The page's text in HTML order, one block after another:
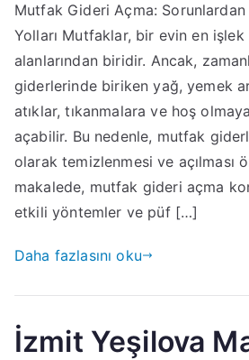
Mutfak Gideri Açma: Sorunlardan
Yolları Mutfaklar, bir evin en işlek
alanlarından biridir. Ancak,
giderlerinde biriken yağ, yemek
atıklar, tıkanmalara ve hoş
açabilir. Bu nedenle, mutfak
olarak temizlenmesi ve açılması
makalede, mutfak gideri açma
etkili yöntemler ve püf […]
Daha fazlasını oku
İzmit Yeşilova